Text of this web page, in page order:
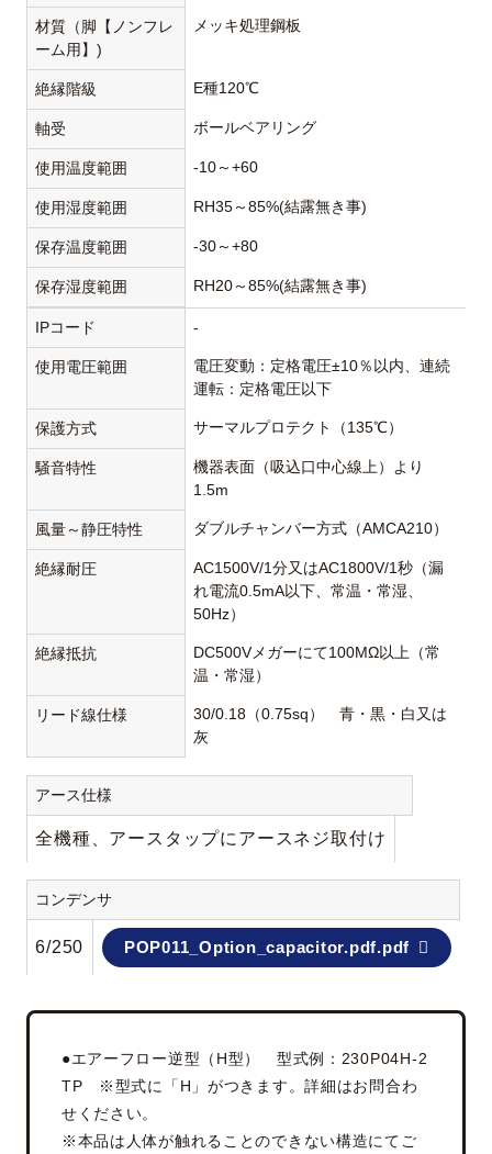
材質（脚【ノンフレ
ーム用】)
メッキ処理鋼板
絶縁階級 E種120℃
軸受 ボールベアリング
使用温度範囲 -10～+60
使用湿度範囲 RH35～85%(結露無き事)
保存温度範囲 -30～+80
保存湿度範囲 RH20～85%(結露無き事)
IPコード -
使用電圧範囲
電圧変動：定格電圧±10％以内、連続
運転：定格電圧以下
保護方式 サーマルプロテクト（135℃）
騒音特性
機器表面（吸込口中心線上）より
1.5m
風量～静圧特性 ダブルチャンバー方式（AMCA210）
絶縁耐圧
AC1500V/1分又はAC1800V/1秒（漏
れ電流0.5mA以下、常温・常湿、
50Hz）
絶縁抵抗
DC500Vメガーにて100MΩ以上（常
温・常湿）
リード線仕様
30/0.18（0.75sq） 青・黒・白又は
灰
アース仕様
全機種、アースタップにアースネジ取付け
コンデンサ
6/250 POP011_Option_capacitor.pdf.pdf
●エアーフロー逆型（H型） 型式例：230P04H-2
TP ※型式に「H」がつきます。詳細はお問合わ
せください。
※本品は人体が触れることのできない構造にてご